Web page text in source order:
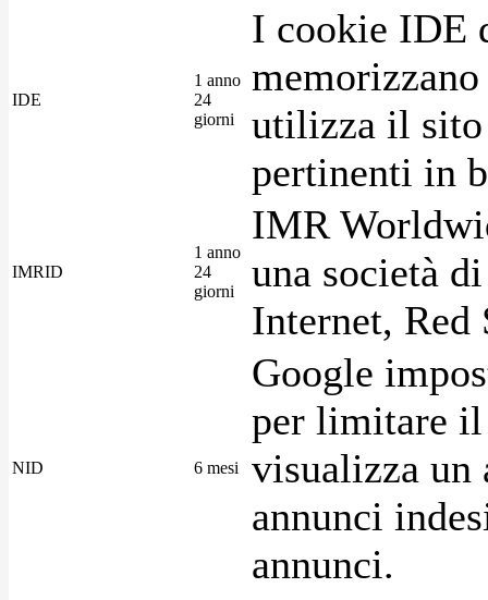
IDE
1 anno
24
giorni
I cookie IDE
utilizza il sito
pertinenti in
IMRID
1 anno
24
giorni
IMR
una società
Internet, Red
NID 6 mesi
Google
per limitare
visualizza un
annunci
annunci.